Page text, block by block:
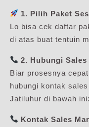
1. Pilih Paket
Lo bisa cek daftar
di atas buat tentuin
2. Hubungi
Biar prosesnya
hubungi kontak
Jatiluhur di bawah ini:
Kontak Sales